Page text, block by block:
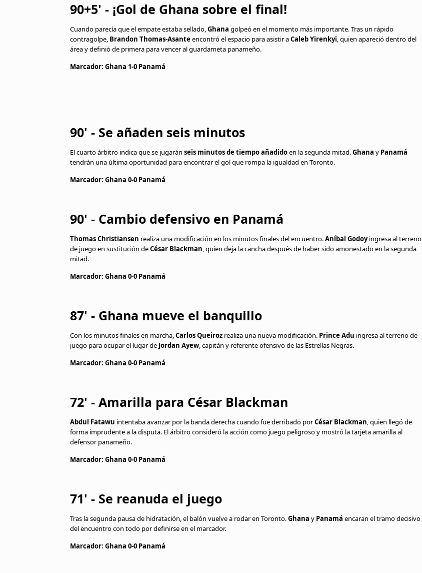
90+5' - ¡Gol de Ghana sobre el final!
Cuando parecía que el empate estaba sellado,Ghana golpeó en el momento más importante. Tras un rápido
contragolpe, Brandon Thomas-Asanteencontró el espacio para asistir aCaleb Yirenkyi, quien apareció dentro del
área y definió de primera para vencer al guardameta panameño.
Marcador: Ghana 1-0 Panamá
90' - Se añaden seis minutos
El cuarto árbitro indica que se jugarán seis minutos de tiempo añadidoen la segunda mitad.Ghana y Panamá
tendrán una última oportunidad para encontrar el gol que rompa la igualdad en Toronto.
Marcador: Ghana 0-0 Panamá
90' - Cambio defensivo en Panamá
Thomas Christiansen realiza una modificación en los minutos finales del encuentro.Aníbal Godoyingresa al terreno
de juego en sustitución deCésar Blackman, quien deja la cancha después de haber sido amonestado en la segunda
mitad.
Marcador: Ghana 0-0 Panamá
87' - Ghana mueve el banquillo
Con los minutos finales en marcha,Carlos Queiroz realiza una nueva modificación. Prince Adu ingresa al terreno de
juego para ocupar el lugar de Jordan Ayew, capitán y referente ofensivo de las Estrellas Negras.
Marcador: Ghana 0-0 Panamá
72' - Amarilla para César Blackman
Abdul Fatawu intentaba avanzar por la banda derecha cuando fue derribado porCésar Blackman, quien llegó de
forma imprudente a la disputa. El árbitro consideró la acción como juego peligroso y mostró la tarjeta amarilla al
defensor panameño.
Marcador: Ghana 0-0 Panamá
71' - Se reanuda el juego
Tras la segunda pausa de hidratación, el balón vuelve a rodar en Toronto.Ghana y Panamá encaran el tramo decisivo
del encuentro con todo por definirse en el marcador.
Marcador: Ghana 0-0 Panamá